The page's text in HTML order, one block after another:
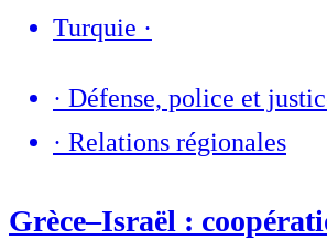
Turquie ·
· Défense, police et
· Relations régionales
Grèce–Israël :